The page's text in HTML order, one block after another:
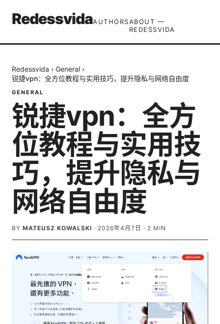
RedessvidaAUTHORSABOUT —
REDESSVIDA
Redessvida › General ›
锐捷vpn：全方位教程与实用技巧，提升隐私与网络自由度
GENERAL
锐捷vpn：全方
位教程与实用技
巧，提升隐私与
网络自由度
BY MATEUSZ KOWALSKI · 2026年4月7日 · 2 MIN